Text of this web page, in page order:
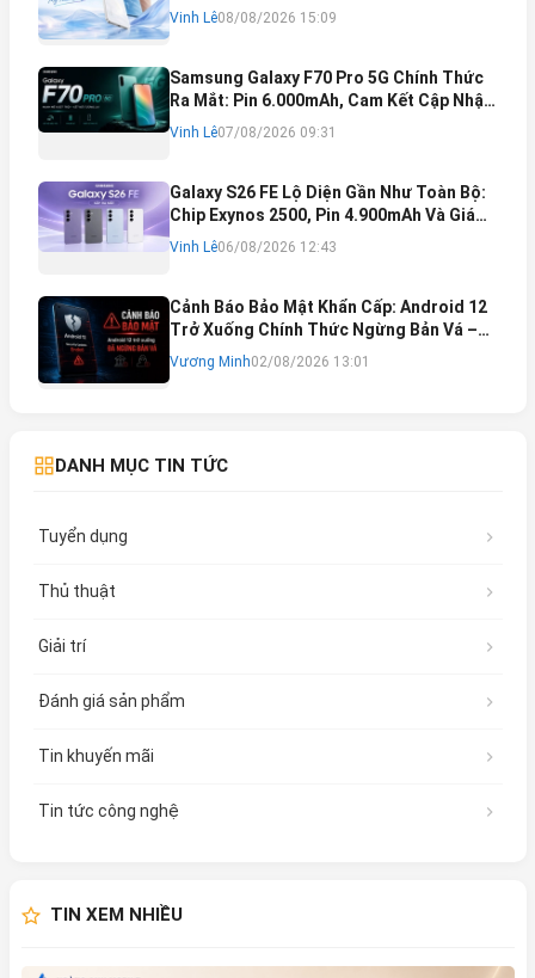
Máy Mỏng Nhẹ Khó Tin
Vinh Lê08/08/2026 15:09
Samsung Galaxy F70 Pro 5G Chính Thức
Ra Mắt: Pin 6.000mAh, Cam Kết Cập Nhật
Phần Mềm 6 Năm
Vinh Lê07/08/2026 09:31
Galaxy S26 FE Lộ Diện Gần Như Toàn Bộ:
Chip Exynos 2500, Pin 4.900mAh Và Giá
Bán Dự Kiến
Vinh Lê06/08/2026 12:43
Cảnh Báo Bảo Mật Khẩn Cấp: Android 12
Trở Xuống Chính Thức Ngừng Bản Vá –
Rủi Ro Mất Tài Khoản Ngân Hàng & Cách
Khắc Phục
Vương Minh02/08/2026 13:01
DANH MỤC TIN TỨC
Tuyển dụng
Thủ thuật
Giải trí
Đánh giá sản phẩm
Tin khuyến mãi
Tin tức công nghệ
TIN XEM NHIỀU